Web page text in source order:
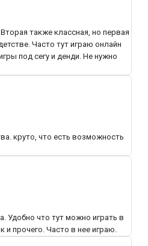
также классная, но первая
Часто тут играю онлайн
под сегу и денди. Не нужно
круто, что есть возможность
Удобно что тут можно играть в
и прочего. Часто в нее играю.